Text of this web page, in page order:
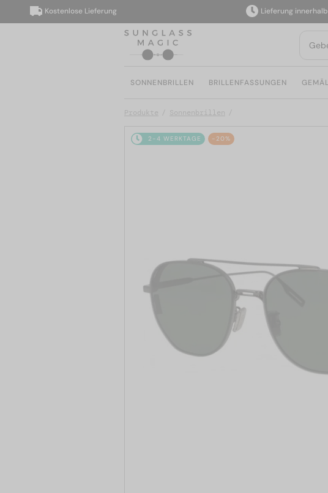
Kostenlose Lieferung Lieferung innerhalb von
SONNENBRILLEN BRILLENFASSUNGEN
Produkte Sonnenbrillen
2-4 WERKTAGE -20%